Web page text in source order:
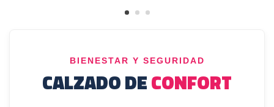
BIENESTAR Y SEGURIDAD
CALZADO DECONFORT